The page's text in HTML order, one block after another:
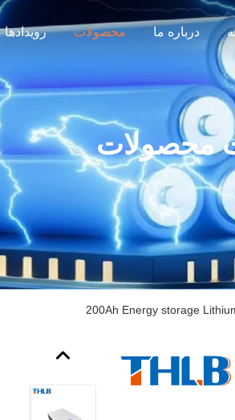
درباره ما محصولات رویدادها
محصولات
200Ah Energy storage